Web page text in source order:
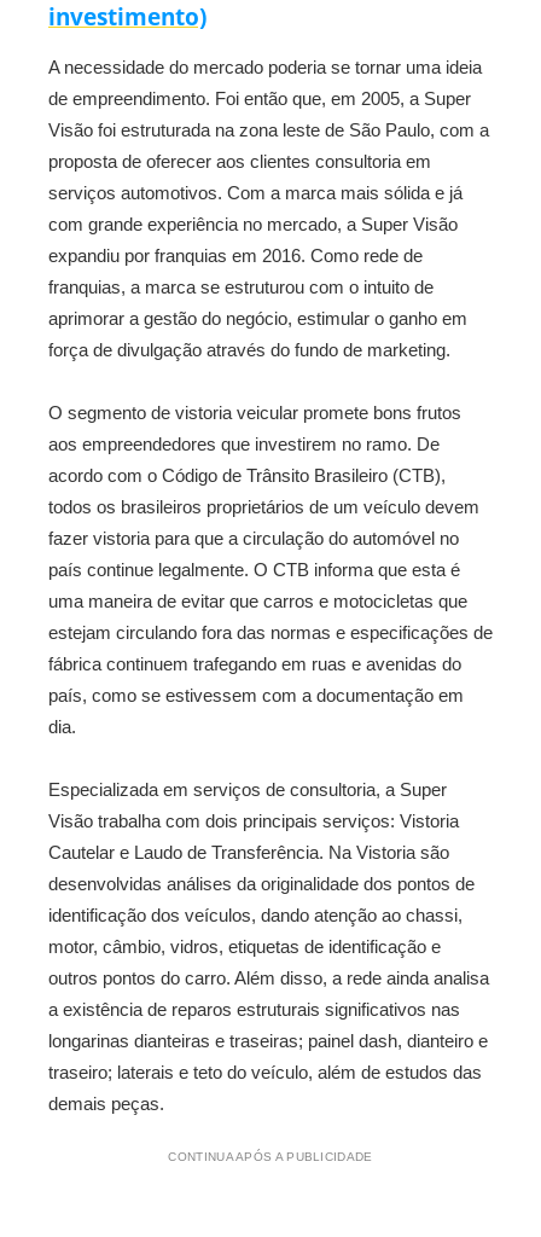
investimento)
A necessidade do mercado poderia se tornar uma ideia
de empreendimento. Foi então que, em 2005, a Super
Visão foi estruturada na zona leste de São Paulo, com a
proposta de oferecer aos clientes consultoria em
serviços automotivos. Com a marca mais sólida e já
com grande experiência no mercado, a Super Visão
expandiu por franquias em 2016. Como rede de
franquias, a marca se estruturou com o intuito de
aprimorar a gestão do negócio, estimular o ganho em
força de divulgação através do fundo de marketing.
O segmento de vistoria veicular promete bons frutos
aos empreendedores que investirem no ramo. De
acordo com o Código de Trânsito Brasileiro (CTB),
todos os brasileiros proprietários de um veículo devem
fazer vistoria para que a circulação do automóvel no
país continue legalmente. O CTB informa que esta é
uma maneira de evitar que carros e motocicletas que
estejam circulando fora das normas e especificações de
fábrica continuem trafegando em ruas e avenidas do
país, como se estivessem com a documentação em
dia.
Especializada em serviços de consultoria, a Super
Visão trabalha com dois principais serviços: Vistoria
Cautelar e Laudo de Transferência. Na Vistoria são
desenvolvidas análises da originalidade dos pontos de
identificação dos veículos, dando atenção ao chassi,
motor, câmbio, vidros, etiquetas de identificação e
outros pontos do carro. Além disso, a rede ainda analisa
a existência de reparos estruturais significativos nas
longarinas dianteiras e traseiras; painel dash, dianteiro e
traseiro; laterais e teto do veículo, além de estudos das
demais peças.
CONTINUA APÓS A PUBLICIDADE